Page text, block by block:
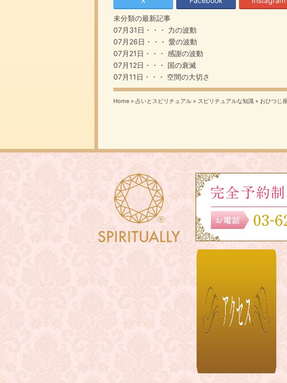
未分類の最新記事
07月31日・・・ 力の波動
07月26日・・・ 愛の波動
07月21日・・・ 感謝の波動
07月12日・・・ 国の衰滅
07月11日・・・ 空間の大切さ
Home » 占いとスピリチュアル » スピリチュアルな知識 » おひつじ